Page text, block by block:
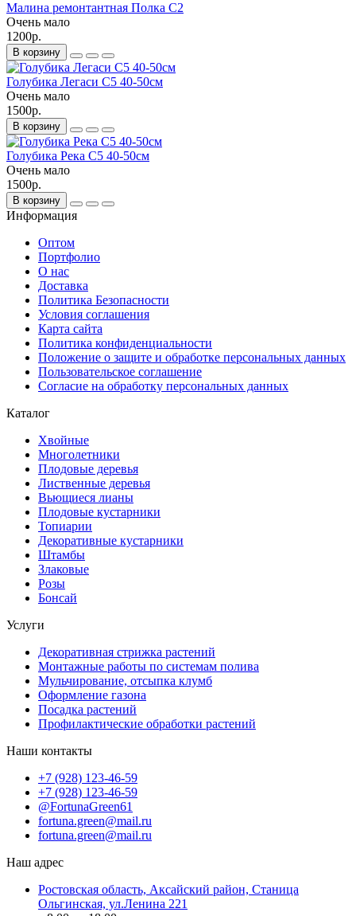
Малина ремонтантная Полка С2
Очень мало
1200р.
В корзину
Голубика Легаси С5 40-50см
Очень мало
1500р.
В корзину
Голубика Река С5 40-50см
Очень мало
1500р.
В корзину
Информация
Оптом
Портфолио
О нас
Доставка
Политика Безопасности
Условия соглашения
Карта сайта
Политика конфиденциальности
Положение о защите и обработке персональных данных
Пользовательское соглашение
Согласие на обработку персональных данных
Каталог
Хвойные
Многолетники
Плодовые деревья
Лиственные деревья
Вьющиеся лианы
Плодовые кустарники
Топиарии
Декоративные кустарники
Штамбы
Злаковые
Розы
Бонсай
Услуги
Декоративная стрижка растений
Монтажные работы по системам полива
Мульчирование, отсыпка клумб
Оформление газона
Посадка растений
Профилактические обработки растений
Наши контакты
+7 (928) 123-46-59
+7 (928) 123-46-59
@FortunaGreen61
fortuna.green@mail.ru
fortuna.green@mail.ru
Наш адрес
Ростовская область, Аксайский район, Станица
Ольгинская, ул.Ленина 221